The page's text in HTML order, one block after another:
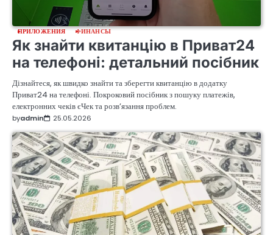
ПРИЛОЖЕНИЯ ФИНАНСЫ
Як знайти квитанцію в Приват24
на телефоні: детальний посібник
Дізнайтеся, як швидко знайти та зберегти квитанцію в додатку
Приват24 на телефоні. Покроковий посібник з пошуку платежів,
електронних чеків єЧек та розв’язання проблем.
byadmin 25.05.2026